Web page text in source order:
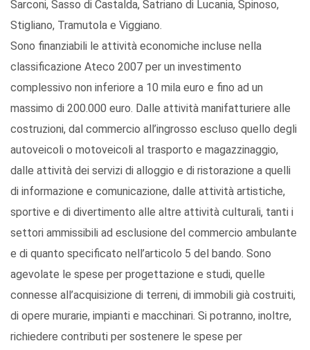
Sarconi, Sasso di Castalda, Satriano di Lucania, Spinoso,
Stigliano, Tramutola e Viggiano.
Sono finanziabili le attività economiche incluse nella
classificazione Ateco 2007 per un investimento
complessivo non inferiore a 10 mila euro e fino ad un
massimo di 200.000 euro. Dalle attività manifatturiere alle
costruzioni, dal commercio all’ingrosso escluso quello degli
autoveicoli o motoveicoli al trasporto e magazzinaggio,
dalle attività dei servizi di alloggio e di ristorazione a quelli
di informazione e comunicazione, dalle attività artistiche,
sportive e di divertimento alle altre attività culturali, tanti i
settori ammissibili ad esclusione del commercio ambulante
e di quanto specificato nell’articolo 5 del bando. Sono
agevolate le spese per progettazione e studi, quelle
connesse all’acquisizione di terreni, di immobili già costruiti,
di opere murarie, impianti e macchinari. Si potranno, inoltre,
richiedere contributi per sostenere le spese per